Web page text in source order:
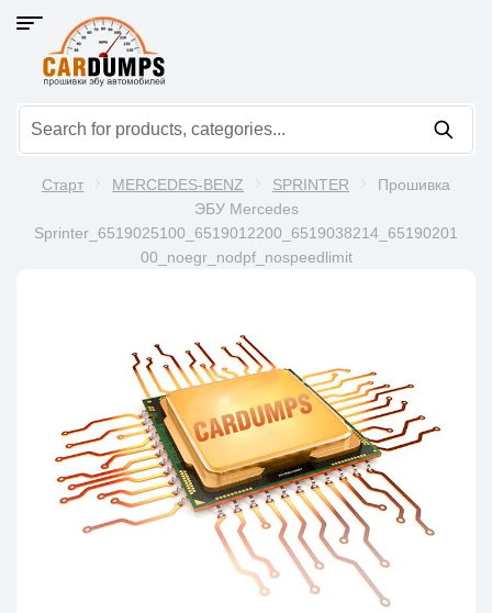
Старт MERCEDES-BENZ SPRINTER
Прошивка
ЭБУ Mercedes
Sprinter_6519025100_6519012200_6519038214_65190201
00_noegr_nodpf_nospeedlimit